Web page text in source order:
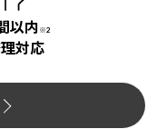
以内 ※2
対応